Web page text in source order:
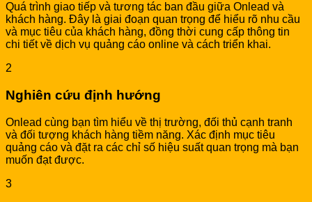
Quá trình giao tiếp và tương tác ban đầu giữa Onlead và
khách hàng. Đây là giai đoạn quan trọng để hiểu rõ nhu cầu
và mục tiêu của khách hàng, đồng thời cung cấp thông tin
chi tiết về dịch vụ quảng cáo online và cách triển khai.
2
Nghiên cứu định hướng
Onlead cùng bạn tìm hiểu về thị trường, đối thủ cạnh tranh
và đối tượng khách hàng tiềm năng. Xác định mục tiêu
quảng cáo và đặt ra các chỉ số hiệu suất quan trọng mà bạn
muốn đạt được.
3